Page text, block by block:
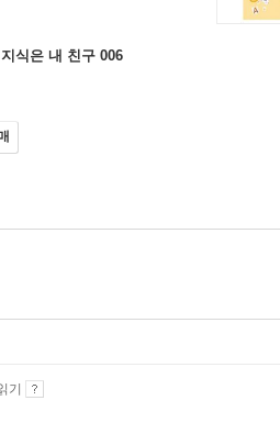
식은 내 친구 006
기